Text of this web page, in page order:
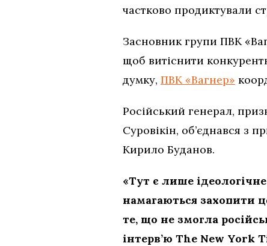
частково продиктували
Засновник групи ПВК
щоб витіснити
думку, ПВК «Вагнер»
Російський генерал,
Суровікін, об’єднався з
Кирило Буданов.
«Тут є лише
намагаються захопити
те, що не змогла
інтерв’ю The New York